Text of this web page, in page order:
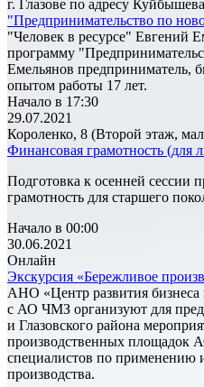
г. Глазове по адресу
"Предпринимательство по
"Человек в ресурсе" Евгений
программу
Емельянов предприниматель,
опытом работы 17 лет.
Начало в 17:30
29.07.2021
Короленко, 8 (Второй этаж,
Финансовая грамотность (для
Подготовка к осенней сессии
грамотность для старшего
Начало в 00:00
30.06.2021
Онлайн
Экскурсия «Бережливое
АНО «Центр развития бизнеса
с АО ЧМЗ организуют для
и Глазовского района
производственных площадок
специалистов по применению
производства.